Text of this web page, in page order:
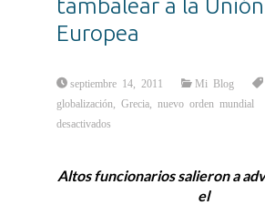
tambalear a la Unión
Europea
septiembre 14, 2011 Mi Blog
globalización
,Grecia ,nuevo orden mundial
desactivados
hace
tambalear
Altos funcionarios salieron a
el